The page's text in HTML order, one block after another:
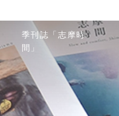
季刊誌「志摩時
間」